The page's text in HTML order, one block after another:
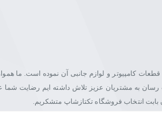
مانیتور، تلویزیون، قطعات کامپیوتر و لوازم جانبی آن نموده
رسان به مشتریان عزیز تلاش داشته ایم رضایت شما
انتخاب فروشگاه تکتازشاپ متشکریم.